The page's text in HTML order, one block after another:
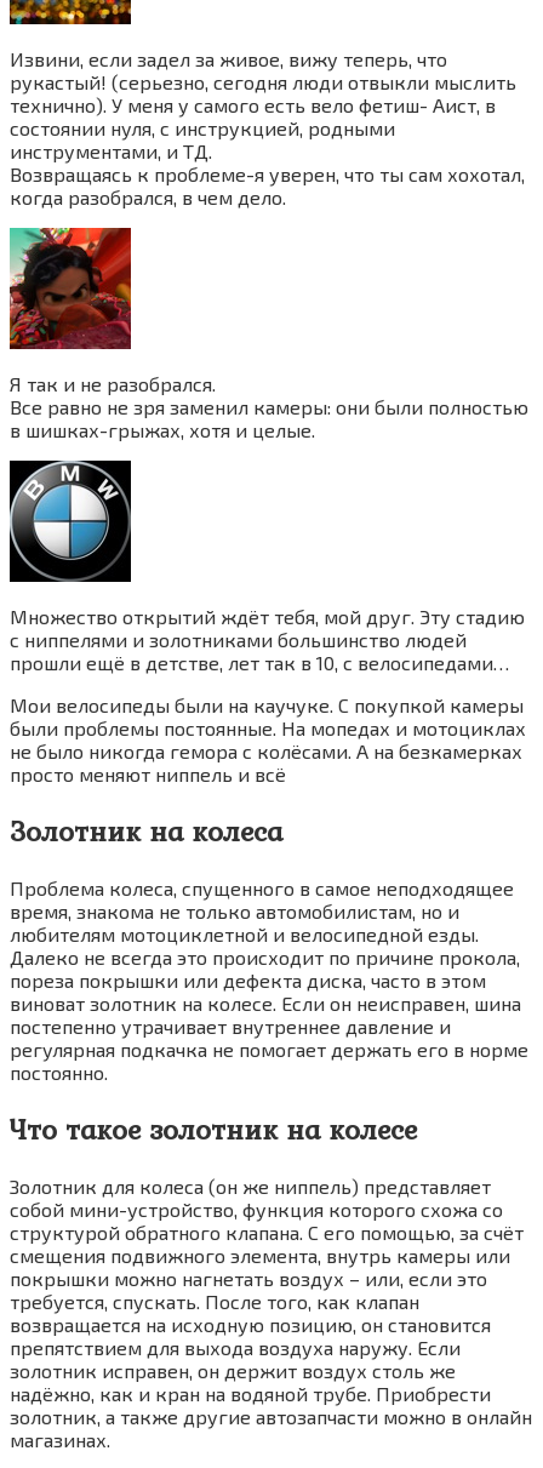
Извини, если задел за живое, вижу теперь, что
рукастый! (серьезно, сегодня люди отвыкли мыслить
технично). У меня у самого есть вело фетиш- Аист, в
состоянии нуля, с инструкцией, родными
инструментами, и ТД.
Возвращаясь к проблеме-я уверен, что ты сам хохотал,
когда разобрался, в чем дело.
Я так и не разобрался.
Все равно не зря заменил камеры: они были полностью
в шишках-грыжах, хотя и целые.
Множество открытий ждёт тебя, мой друг. Эту стадию
с ниппелями и золотниками большинство людей
прошли ещё в детстве, лет так в 10, с велосипедами…
Мои велосипеды были на каучуке. С покупкой камеры
были проблемы постоянные. На мопедах и мотоциклах
не было никогда гемора с колёсами. А на безкамерках
просто меняют ниппель и всё
Золотник на колеса
Проблема колеса, спущенного в самое неподходящее
время, знакома не только автомобилистам, но и
любителям мотоциклетной и велосипедной езды.
Далеко не всегда это происходит по причине прокола,
пореза покрышки или дефекта диска, часто в этом
виноват золотник на колесе. Если он неисправен, шина
постепенно утрачивает внутреннее давление и
регулярная подкачка не помогает держать его в норме
постоянно.
Что такое золотник на колесе
Золотник для колеса (он же ниппель) представляет
собой мини-устройство, функция которого схожа со
структурой обратного клапана. С его помощью, за счёт
смещения подвижного элемента, внутрь камеры или
покрышки можно нагнетать воздух – или, если это
требуется, спускать. После того, как клапан
возвращается на исходную позицию, он становится
препятствием для выхода воздуха наружу. Если
золотник исправен, он держит воздух столь же
надёжно, как и кран на водяной трубе. Приобрести
золотник, а также другие автозапчасти можно в онлайн
магазинах.